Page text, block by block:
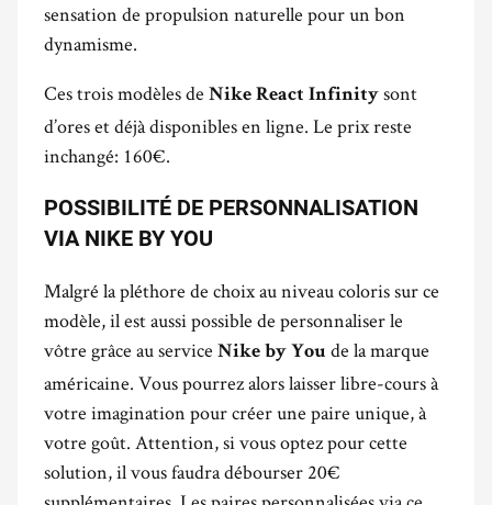
sensation de propulsion naturelle pour un bon
dynamisme.
Ces trois modèles de Nike React Infinity sont
d’ores et déjà disponibles en ligne. Le prix reste
inchangé: 160€.
POSSIBILITÉ DE PERSONNALISATION
VIA NIKE BY YOU
Malgré la pléthore de choix au niveau coloris sur ce
modèle, il est aussi possible de personnaliser le
vôtre grâce au service Nike by You de la marque
américaine. Vous pourrez alors laisser libre-cours à
votre imagination pour créer une paire unique, à
votre goût. Attention, si vous optez pour cette
solution, il vous faudra débourser 20€